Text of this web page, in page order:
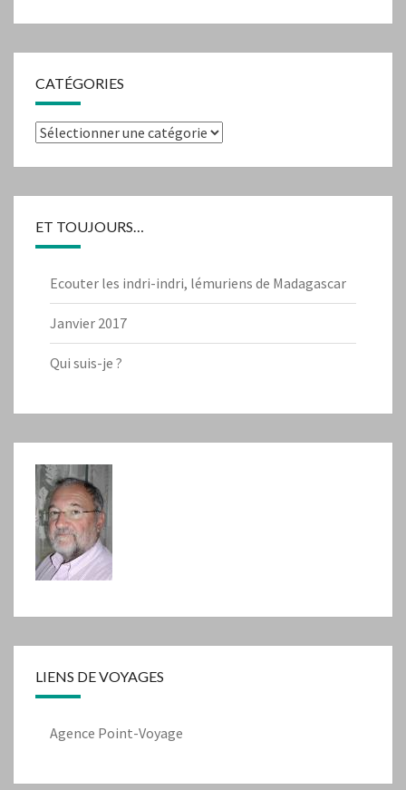
CATÉGORIES
Catégories
ET TOUJOURS…
Ecouter les indri-indri, lémuriens de Madagascar
Janvier 2017
Qui suis-je ?
LIENS DE VOYAGES
Agence Point-Voyage